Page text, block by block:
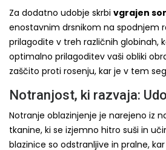
Za dodatno udobje skrbi vgrajen
enostavnim drsnikom na spodnjem
prilagodite v treh različnih globinah,
optimalno prilagoditev vaši obliki
zaščito proti rosenju, kar je v tem
Notranjost, ki razvaja:
Notranje oblazinjenje je narejeno iz
tkanine, ki se izjemno hitro suši in
blazinice so odstranljive in pralne,